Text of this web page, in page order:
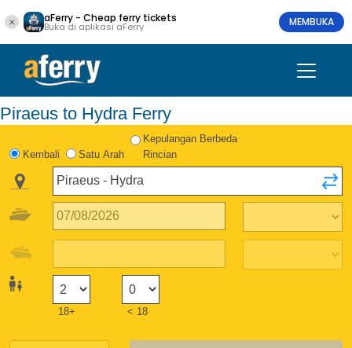
aFerry - Cheap ferry tickets
Buka di aplikasi aFerry MEMBUKA
Piraeus to Hydra Ferry
Kembali Satu Arah
Kepulangan Berbeda
Rincian
18+ < 18